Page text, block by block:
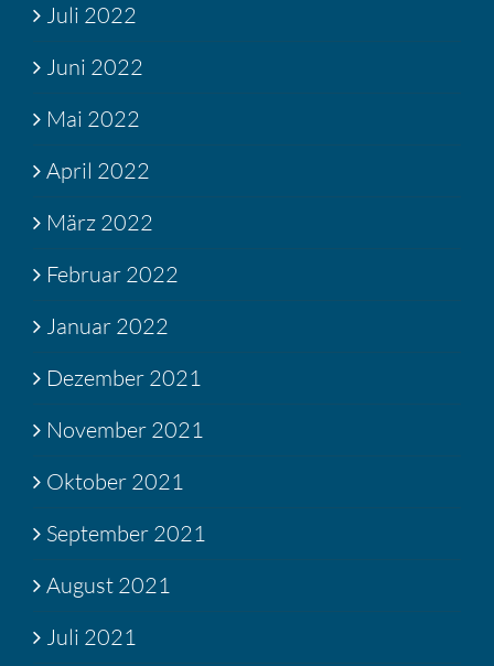
Juli 2022
Juni 2022
Mai 2022
April 2022
März 2022
Februar 2022
Januar 2022
Dezember 2021
November 2021
Oktober 2021
September 2021
August 2021
Juli 2021